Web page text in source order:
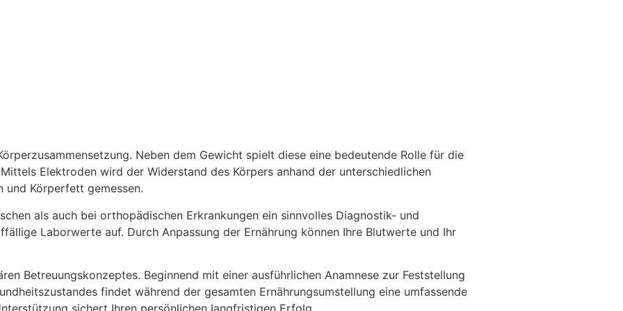
Neben dem Gewicht spielt diese eine bedeutende Rolle für die
Elektroden wird der Widerstand des Körpers anhand der unterschiedlichen
und Körperfett gemessen.
als auch bei orthopädischen Erkrankungen ein sinnvolles Diagnostik- und
Laborwerte auf. Durch Anpassung der Ernährung können Ihre Blutwerte und Ihr
Betreuungskonzeptes. Beginnend mit einer ausführlichen Anamnese zur Feststellung
findet während der gesamten Ernährungsumstellung eine umfassende
sichert Ihren persönlichen langfristigen Erfolg.